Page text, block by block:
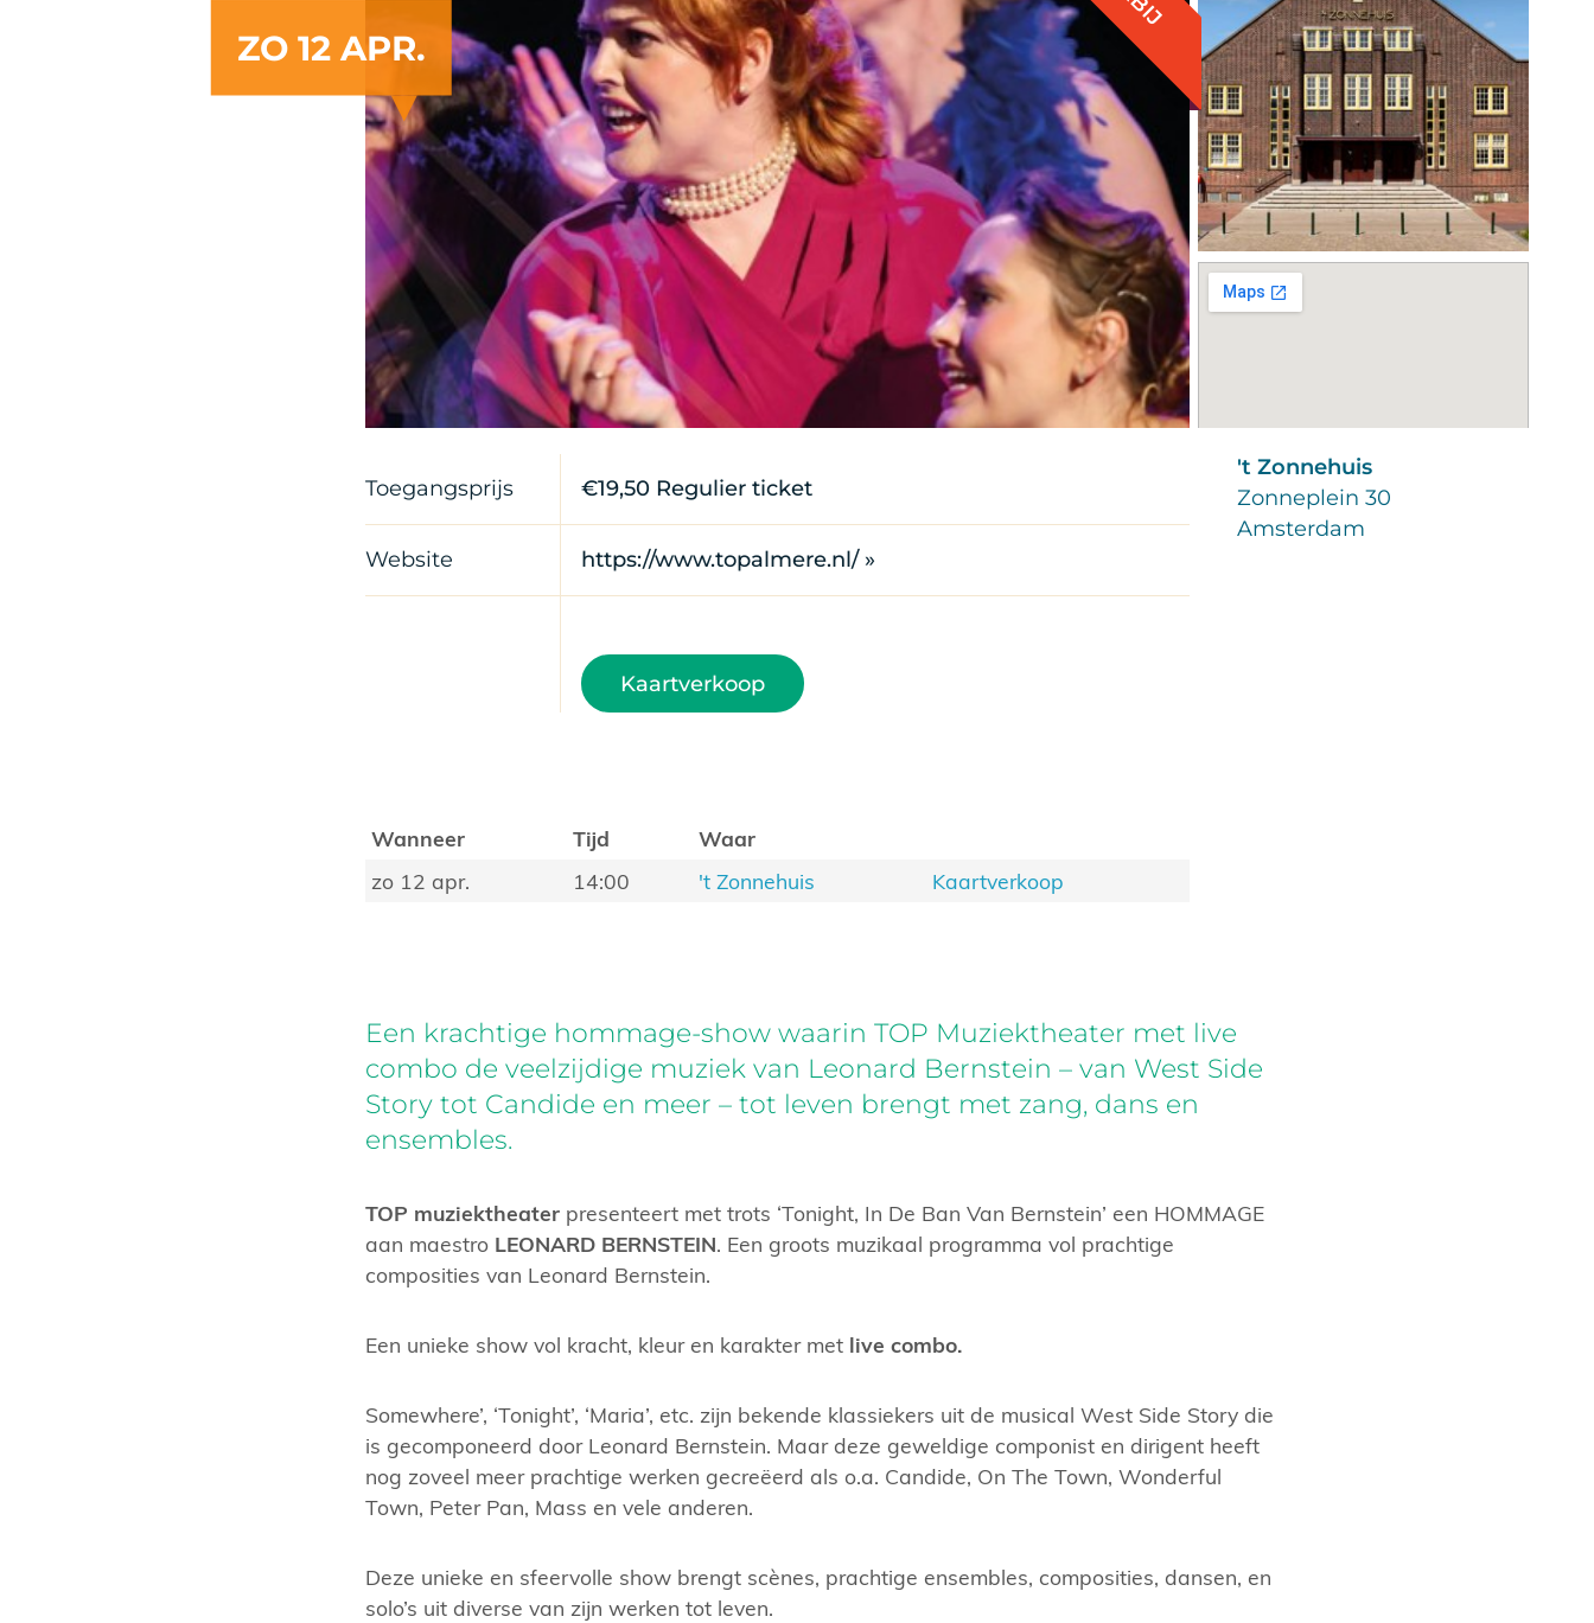
ZO 12 APR.
Toegangsprijs €19,50 Regulier ticket
Website https://www.topalmere.nl/ »
Kaartverkoop
Wanneer Tijd
Waar
zo 12 apr.
14:00 't Zonnehuis Kaartverkoop
't Zonnehuis
Zonneplein 30
Amsterdam
Een krachtige hommage-show waarin TOP Muziektheater met live
combo de veelzijdige muziek van Leonard Bernstein – van West Side
Story tot Candide en meer – tot leven brengt met zang, dans en
ensembles.
TOP muziektheater presenteert met trots ‘Tonight, In De Ban Van Bernstein’ een HOMMAGE
aan maestro LEONARD BERNSTEIN. Een groots muzikaal programma vol prachtige
composities van Leonard Bernstein.
Een unieke show vol kracht, kleur en karakter met live combo.
Somewhere’, ‘Tonight’, ‘Maria’, etc. zijn bekende klassiekers uit de musical West Side Story die
is gecomponeerd door Leonard Bernstein. Maar deze geweldige componist en dirigent heeft
nog zoveel meer prachtige werken gecreëerd als o.a. Candide, On The Town, Wonderful
Town, Peter Pan, Mass en vele anderen.
Deze unieke en sfeervolle show brengt scènes, prachtige ensembles, composities, dansen, en
solo’s uit diverse van zijn werken tot leven.